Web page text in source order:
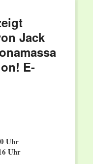
Jack
E-
Uhr
Uhr